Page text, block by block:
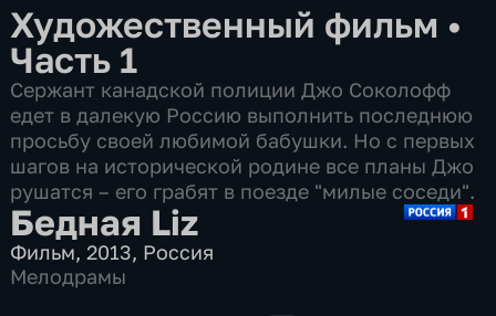
Художественный фильм •
Часть 1
Сержант канадской полиции Джо Соколофф
едет в далекую Россию выполнить последнюю
просьбу своей любимой бабушки. Но с первых
шагов на исторической родине все планы Джо
рушатся – его грабят в поезде "милые соседи".
Бедная Liz
Фильм,2013, Россия
Мелодрамы